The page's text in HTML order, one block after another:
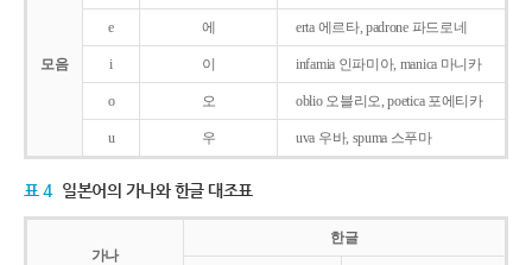
모음
e 에 erta 에르타, padrone 파드로네
i 이 infamia 인파미아, manica 마니카
o 오 oblio 오블리오, poetica 포에티카
u 우 uva 우바, spuma 스푸마
표 4 일본어의 가나와 한글 대조표
가나
한글